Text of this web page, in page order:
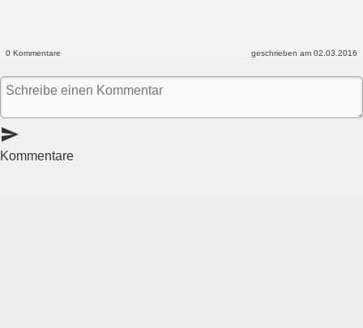
0 Kommentare geschrieben am 02.03.2016
send
Kommentare